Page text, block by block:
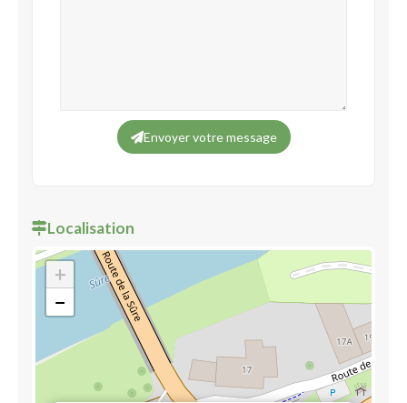
Envoyer votre message
Localisation
+
−